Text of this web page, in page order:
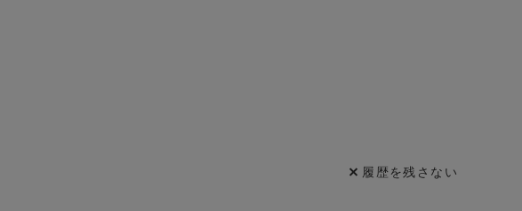
履歴を残さない